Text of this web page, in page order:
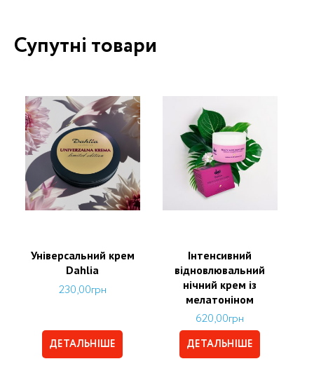
Супутні товари
Універсальний крем
Dahlia
230,00грн
ДЕТАЛЬНІШЕ
Інтенсивний
відновлювальний
нічний крем із
мелатоніном
620,00грн
ДЕТАЛЬНІШЕ